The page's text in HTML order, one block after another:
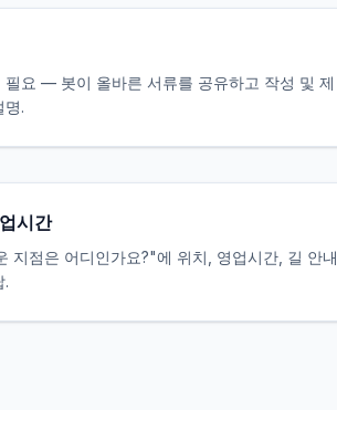
필요 — 봇이 올바른 서류를 공유하고 작성 및 제
명.
시간
지점은 어디인가요?"에 위치, 영업시간, 길 안내
.